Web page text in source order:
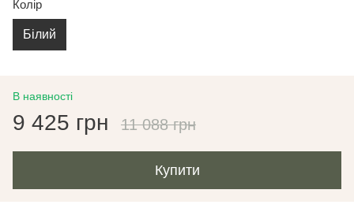
Колір
Білий
В наявності
9 425 грн 11 088 грн
Купити